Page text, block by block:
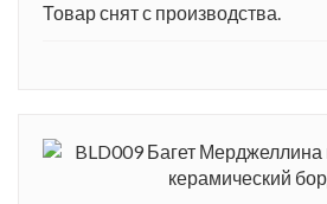
Товар снят с производства.